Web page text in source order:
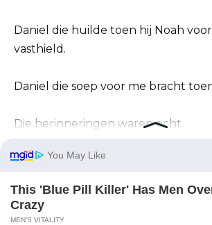
Daniel die huilde toen hij Noah
vasthield.
Daniel die soep voor me bracht
Die herinneringen waren echt.
Daarom was ik zo lang in
Maar liefde die alleen verschijnt
vernedering en controle is geen